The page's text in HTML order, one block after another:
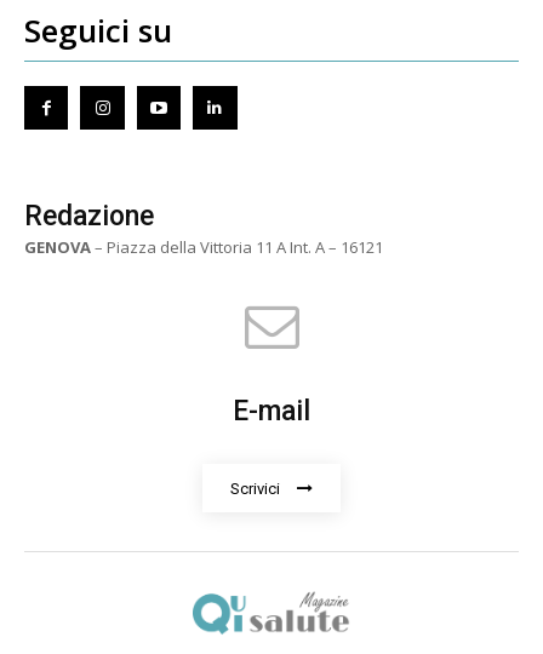
Seguici su
Redazione
GENOVA– Piazza della Vittoria 11 A Int. A – 16121
E-mail
Scrivici